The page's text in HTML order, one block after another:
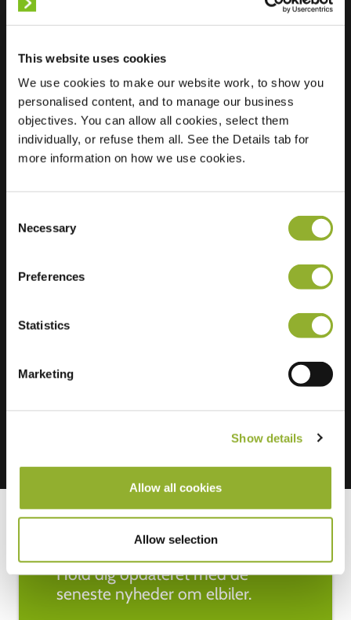
This website uses cookies
We use cookies to make our website work, to show you
personalised content, and to manage our business
objectives. You can allow all cookies, select them
individually, or refuse them all. See the Details tab for
more information on how we use cookies.
Selection
Necessary
Preferences
Statistics
Marketing
Show details
Allow all cookies
Allow selection
Beliggenhed
Kraaijenberg 7601
6601 RW Wijchen
Holland
Hold dig opdateret med de
seneste nyheder om elbiler.